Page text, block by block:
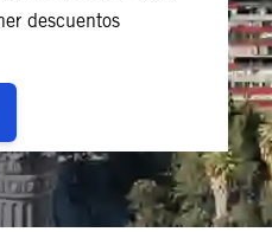
descuentos